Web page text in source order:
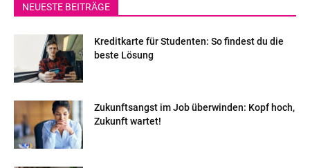
NEUESTE BEITRÄGE
Kreditkarte für Studenten: So findest du die
beste Lösung
Zukunftsangst im Job überwinden: Kopf hoch,
Zukunft wartet!